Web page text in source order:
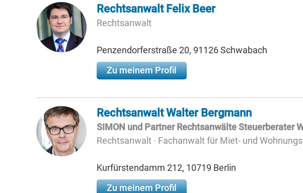
Rechtsanwalt Felix Beer
Rechtsanwalt
Penzendorferstraße 20, 91126 Schwabach
Zu meinem Profil
Rechtsanwalt Walter Bergmann
SIMON und Partner Rechtsanwälte Steuerberater
Rechtsanwalt · Fachanwalt für Miet- und
Kurfürstendamm 212, 10719 Berlin
Zu meinem Profil